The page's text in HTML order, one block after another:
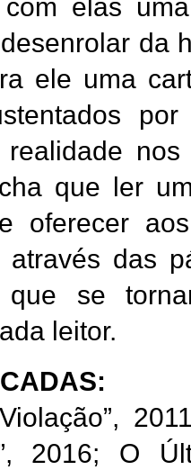
com elas
da
ele uma
que ler
oferecer
através das
que se
leitor.
2016; O